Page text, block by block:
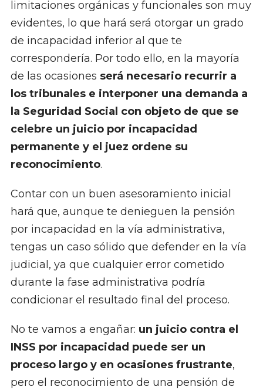
limitaciones orgánicas y funcionales son muy
evidentes, lo que hará será otorgar un grado
de incapacidad inferior al que te
correspondería. Por todo ello, en la mayoría
de las ocasiones será necesario recurrir a
los tribunales e interponer una demanda a
la Seguridad Social con objeto de que se
celebre un juicio por incapacidad
permanente y el juez ordene su
reconocimiento.
Contar con un buen asesoramiento inicial
hará que, aunque te denieguen la pensión
por incapacidad en la vía administrativa,
tengas un caso sólido que defender en la vía
judicial, ya que cualquier error cometido
durante la fase administrativa podría
condicionar el resultado final del proceso.
No te vamos a engañar: un juicio contra el
INSS por incapacidad puede ser un
proceso largo y en ocasiones frustrante,
pero el reconocimiento de una pensión de